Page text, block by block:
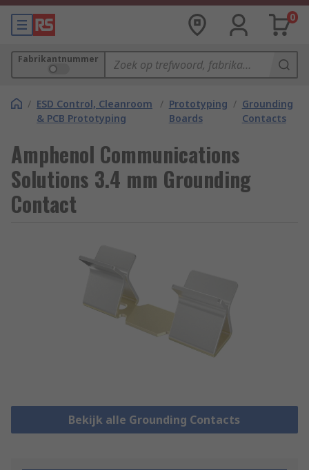
0
Fabrikantnummer
/ ESD Control, Cleanroom
& PCB Prototyping
/ Prototyping
Boards
/ Grounding
Contacts
Amphenol Communications
Solutions 3.4 mm Grounding
Contact
Bekijk alle Grounding Contacts